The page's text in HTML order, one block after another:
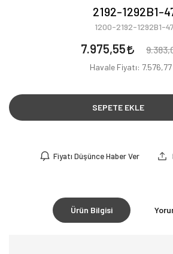
2192-1292B1-
1200-2192-1292B1-47
7.975,55
Havale Fiyatı: 7.576,77
SEPETE EKLE
Fiyatı Düşünce Haber Ver
Ürün Bilgisi